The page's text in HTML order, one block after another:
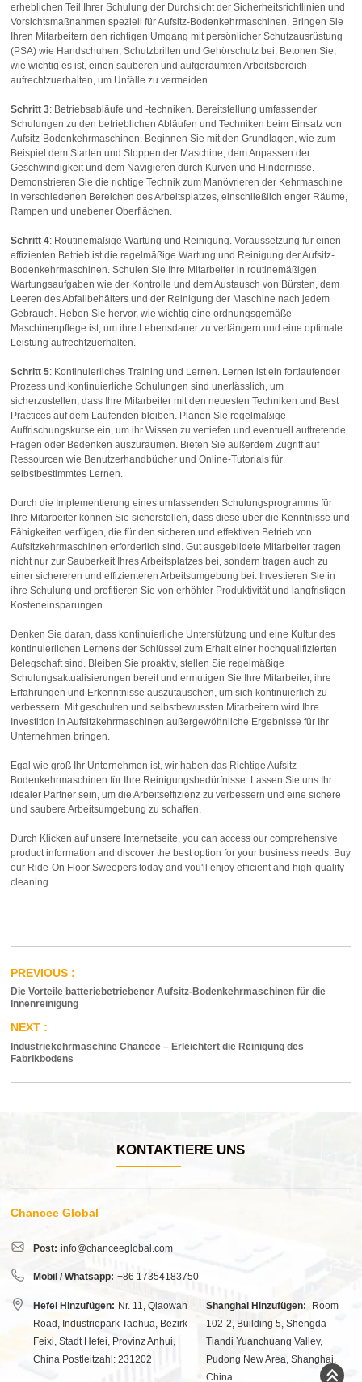
erheblichen Teil Ihrer Schulung der Durchsicht der Sicherheitsrichtlinien und
Vorsichtsmaßnahmen speziell für Aufsitz-Bodenkehrmaschinen. Bringen Sie
Ihren Mitarbeitern den richtigen Umgang mit persönlicher Schutzausrüstung
(PSA) wie Handschuhen, Schutzbrillen und Gehörschutz bei. Betonen Sie,
wie wichtig es ist, einen sauberen und aufgeräumten Arbeitsbereich
aufrechtzuerhalten, um Unfälle zu vermeiden.
Schritt 3: Betriebsabläufe und -techniken. Bereitstellung umfassender
Schulungen zu den betrieblichen Abläufen und Techniken beim Einsatz von
Aufsitz-Bodenkehrmaschinen. Beginnen Sie mit den Grundlagen, wie zum
Beispiel dem Starten und Stoppen der Maschine, dem Anpassen der
Geschwindigkeit und dem Navigieren durch Kurven und Hindernisse.
Demonstrieren Sie die richtige Technik zum Manövrieren der Kehrmaschine
in verschiedenen Bereichen des Arbeitsplatzes, einschließlich enger Räume,
Rampen und unebener Oberflächen.
Schritt 4: Routinemäßige Wartung und Reinigung. Voraussetzung für einen
effizienten Betrieb ist die regelmäßige Wartung und Reinigung der Aufsitz-
Bodenkehrmaschinen. Schulen Sie Ihre Mitarbeiter in routinemäßigen
Wartungsaufgaben wie der Kontrolle und dem Austausch von Bürsten, dem
Leeren des Abfallbehälters und der Reinigung der Maschine nach jedem
Gebrauch. Heben Sie hervor, wie wichtig eine ordnungsgemäße
Maschinenpflege ist, um ihre Lebensdauer zu verlängern und eine optimale
Leistung aufrechtzuerhalten.
Schritt 5: Kontinuierliches Training und Lernen. Lernen ist ein fortlaufender
Prozess und kontinuierliche Schulungen sind unerlässlich, um
sicherzustellen, dass Ihre Mitarbeiter mit den neuesten Techniken und Best
Practices auf dem Laufenden bleiben. Planen Sie regelmäßige
Auffrischungskurse ein, um ihr Wissen zu vertiefen und eventuell auftretende
Fragen oder Bedenken auszuräumen. Bieten Sie außerdem Zugriff auf
Ressourcen wie Benutzerhandbücher und Online-Tutorials für
selbstbestimmtes Lernen.
Durch die Implementierung eines umfassenden Schulungsprogramms für
Ihre Mitarbeiter können Sie sicherstellen, dass diese über die Kenntnisse und
Fähigkeiten verfügen, die für den sicheren und effektiven Betrieb von
Aufsitzkehrmaschinen erforderlich sind. Gut ausgebildete Mitarbeiter tragen
nicht nur zur Sauberkeit Ihres Arbeitsplatzes bei, sondern tragen auch zu
einer sichereren und effizienteren Arbeitsumgebung bei. Investieren Sie in
ihre Schulung und profitieren Sie von erhöhter Produktivität und langfristigen
Kosteneinsparungen.
Denken Sie daran, dass kontinuierliche Unterstützung und eine Kultur des
kontinuierlichen Lernens der Schlüssel zum Erhalt einer hochqualifizierten
Belegschaft sind. Bleiben Sie proaktiv, stellen Sie regelmäßige
Schulungsaktualisierungen bereit und ermutigen Sie Ihre Mitarbeiter, ihre
Erfahrungen und Erkenntnisse auszutauschen, um sich kontinuierlich zu
verbessern. Mit geschulten und selbstbewussten Mitarbeitern wird Ihre
Investition in Aufsitzkehrmaschinen außergewöhnliche Ergebnisse für Ihr
Unternehmen bringen.
Egal wie groß Ihr Unternehmen ist, wir haben das RichtigeAufsitz-
Bodenkehrmaschinen für Ihre Reinigungsbedürfnisse. Lassen Sie uns Ihr
idealer Partner sein, um die Arbeitseffizienz zu verbessern und eine sichere
und saubere Arbeitsumgebung zu schaffen.
Durch Klicken aufunsere Internetseite, you can access our comprehensive
product information and discover the best option for your business needs. Buy
our Ride-On Floor Sweepers today and you'll enjoy efficient and high-quality
cleaning.
Die Vorteile batteriebetriebener Aufsitz-Bodenkehrmaschinen für die
Innenreinigung
Industriekehrmaschine Chancee – Erleichtert die Reinigung des
Fabrikbodens
KONTAKTIERE UNS
Chancee Global
Post: info@chanceeglobal.com
Mobil / Whatsapp: +86 17354183750
Hefei Hinzufügen: Nr. 11, Qiaowan
Road, Industriepark Taohua, Bezirk
Feixi, Stadt Hefei, Provinz Anhui,
China Postleitzahl: 231202
Shanghai Hinzufügen:
Room
102-2, Building 5, Shengda
Tiandi Yuanchuang Valley,
Pudong New Area, Shanghai,
China